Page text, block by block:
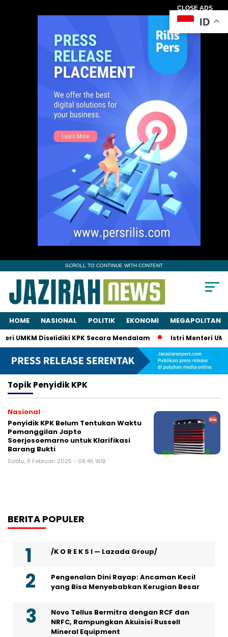
CLOSE ADS
SCROLL TO CONTINUE WITH CONTENT
HOME NASIONAL POLITIK EKONOMI MEGAPOLITAN
UMKM Diselidiki KPK Secara Mendalam Istri Menteri
TopikPenyidik KPK
Nasional
Penyidik KPK Belum Tentukan Waktu
Pemanggilan Japto
Soerjosoemarno untuk Klarifikasi
Barang Bukti
Sabtu, 8 Februari 2025 - 08:45 WIB
BERITA POPULER
/K O R E K S I — Lazada Group/
Pengenalan Dini Rayap: Ancaman Kecil
yang Bisa Menyebabkan Kerugian Besar
Novo Tellus Bermitra dengan RCF dan
NRFC, Rampungkan Akuisisi Russell
Mineral Equipment
ID